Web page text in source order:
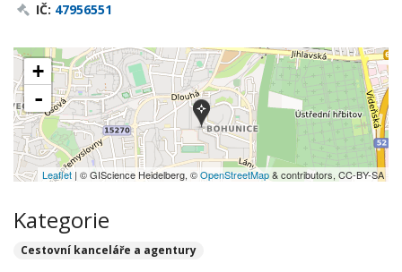
IČ: 47956551
+
-
Leaflet | © GIScience Heidelberg, ©OpenStreetMap& contributors, CC-BY-SA
Kategorie
Cestovní kanceláře a agentury